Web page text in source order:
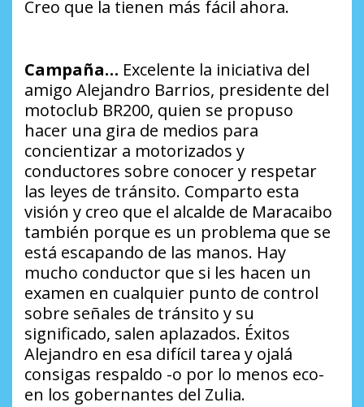
Creo que la tienen más fácil ahora.
Campaña… Excelente la iniciativa del
amigo Alejandro Barrios, presidente del
motoclub BR200, quien se propuso
hacer una gira de medios para
concientizar a motorizados y
conductores sobre conocer y respetar
las leyes de tránsito. Comparto esta
visión y creo que el alcalde de Maracaibo
también porque es un problema que se
está escapando de las manos. Hay
mucho conductor que si les hacen un
examen en cualquier punto de control
sobre señales de tránsito y su
significado, salen aplazados. Éxitos
Alejandro en esa difícil tarea y ojalá
consigas respaldo -o por lo menos eco-
en los gobernantes del Zulia.